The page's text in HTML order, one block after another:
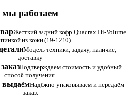
работаем
Жесткий задний кофр Quadrax Hi-Volume
из кожи (19-1210)
Модель техники, задачу, наличие,
доставку.
Подтверждаем стоимость и удобный
способ получения.
выдаёмНадёжно упаковываем и передаём
заказ.